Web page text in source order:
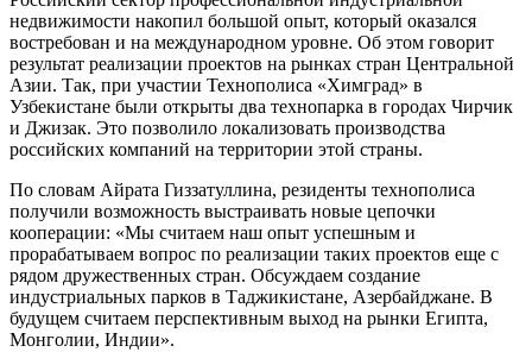
недвижимости накопил большой опыт, который оказался
востребован и на международном уровне. Об этом говорит
результат реализации проектов на рынках стран Центральной
Азии. Так, при участии Технополиса «Химград» в
Узбекистане были открыты два технопарка в городах Чирчик
и Джизак. Это позволило локализовать производства
российских компаний на территории этой страны.
По словам Айрата Гиззатуллина, резиденты технополиса
получили возможность выстраивать новые цепочки
кооперации: «Мы считаем наш опыт успешным и
прорабатываем вопрос по реализации таких проектов еще с
рядом дружественных стран. Обсуждаем создание
индустриальных парков в Таджикистане, Азербайджане. В
будущем считаем перспективным выход на рынки Египта,
Монголии, Индии».